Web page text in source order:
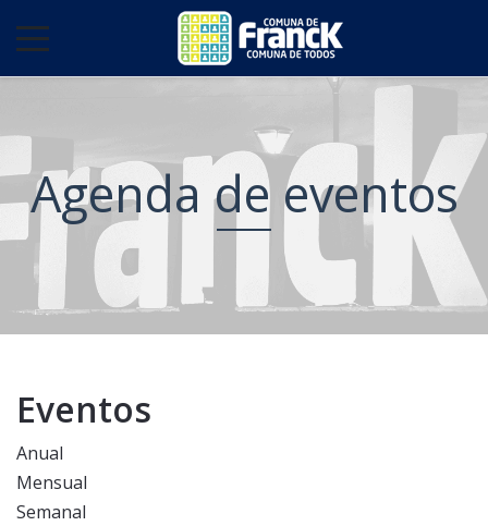
Agenda de eventos
Eventos
Anual
Mensual
Semanal